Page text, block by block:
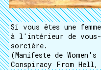
Si vous êtes une
à l'intérieur de vous-
sorcière.
(Manifeste de
Conspiracy From Hell,